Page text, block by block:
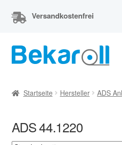
Versandkostenfrei
Zur
Navigation
Zum
Inhalt
EC-Cash Rollen
Startseite Hersteller ADS
ADS 44.1220